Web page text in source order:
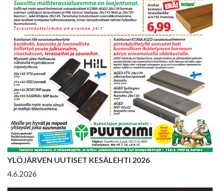
YLÖJÄRVEN UUTISET KESÄLEHTI 2026
4.6.2026